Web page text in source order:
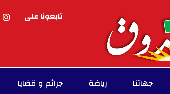
تابعونا على
جهاتنا رياضة جرائم و قضايا